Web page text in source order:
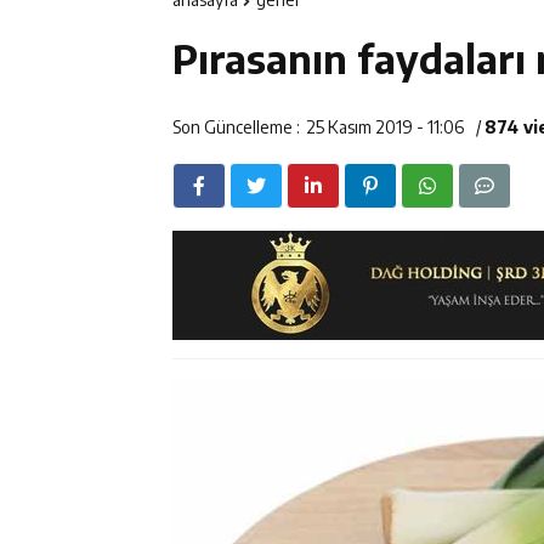
Kemah
14:22 30 İlde Deaş
14:22 Milli
14:26 Geleceğin
Pırasanın
Son Güncelleme : 25 Kasım 2019 - 11:06 /874